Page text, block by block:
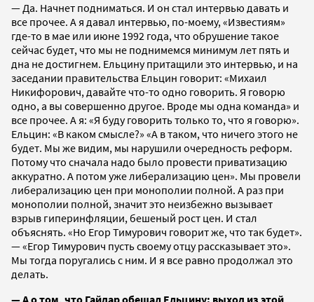
— Да. Начнет подниматься. И он стал интервью давать и
все прочее. А я давал интервью, по-моему, «Известиям»
где-то в мае или июне 1992 года, что обрушение такое
сейчас будет, что мы не поднимемся минимум лет пять и
дна не достигнем. Ельцину притащили это интервью, и на
заседании правительства Ельцин говорит: «Михаил
Никифорович, давайте что-то одно говорить. Я говорю
одно, а вы совершенно другое. Вроде мы одна команда» и
все прочее. А я: «Я буду говорить только то, что я говорю».
Ельцин: «В каком смысле?» «А в таком, что ничего этого не
будет. Мы же видим, мы нарушили очередность реформ.
Потому что сначала надо было провести приватизацию
аккуратно. А потом уже либерализацию цен». Мы провели
либерализацию цен при монополии полной. А раз при
монополии полной, значит это неизбежно вызывает
взрыв гиперинфляции, бешеный рост цен. И стал
объяснять. «Но Егор Тимурович говорит же, что так будет».
— «Егор Тимурович пусть своему отцу рассказывает это».
Мы тогда поругались с ним. И я все равно продолжал это
делать.